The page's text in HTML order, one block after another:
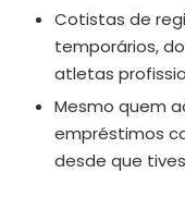
Cotistas de
temporários,
atletas
Mesmo quem
empréstimos
desde que